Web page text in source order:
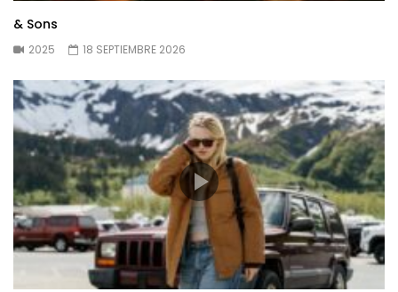
& Sons
2025 18 SEPTIEMBRE 2026